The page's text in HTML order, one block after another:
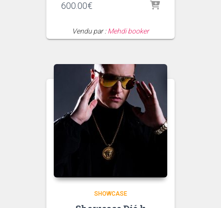
600.00€
Vendu par :Mehdi booker
SHOWCASE